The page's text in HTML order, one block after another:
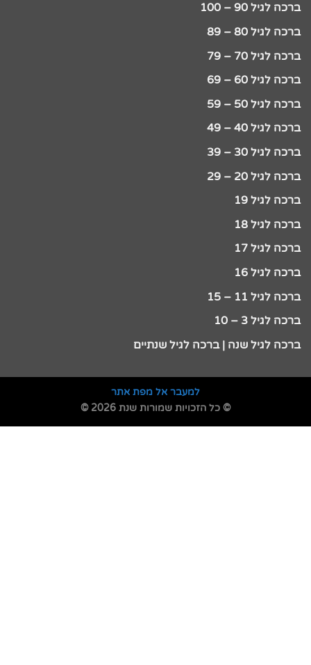
ברכה לגיל 90 – 100
ברכה לגיל 80 – 89
ברכה לגיל 70 – 79
ברכה לגיל 60 – 69
ברכה לגיל 50 – 59
ברכה לגיל 40 – 49
ברכה לגיל 30 – 39
ברכה לגיל 20 – 29
ברכה לגיל 19
ברכה לגיל 18
ברכה לגיל 17
ברכה לגיל 16
ברכה לגיל 11 – 15
ברכה לגיל 3 – 10
ברכה לגיל שנה | ברכה לגיל שנתיים
למעבר אל מפת אתר
© כל הזכויות שמורות שנת 2026 ©